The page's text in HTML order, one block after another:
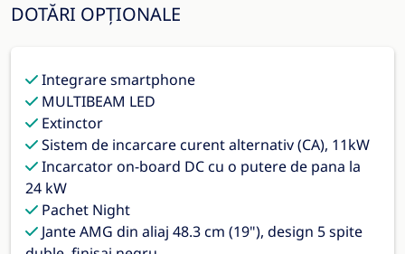
DOTĂRI OPȚIONALE
Integrare smartphone
MULTIBEAM LED
Extinctor
Sistem de incarcare curent alternativ (CA), 11kW
Incarcator on-board DC cu o putere de pana la
24 kW
Pachet Night
Jante AMG din aliaj 48.3 cm (19"), design 5 spite